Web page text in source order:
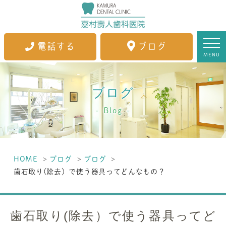
電話する ブログ
MENU
ブログ
Blog
HOME ブログ
ブログ
歯石取り(除去）で使う器具ってどんなもの？
歯石取り(除去）で使う器具ってど